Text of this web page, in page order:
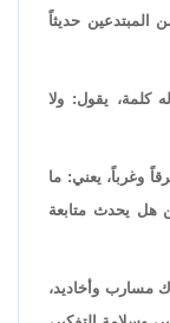
حديثاً
كلمة، يقول: ولا
وغرباً، يعني: ما
يحدث متابعة
مسارب وأخاديد،